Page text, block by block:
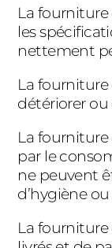
La
les
nettement
La fourniture
détériorer
La
par le
ne peuvent
d’hygiène
La fourniture